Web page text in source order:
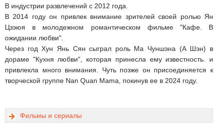
В индустрии развлечений с 2012 года.
В 2014 году он привлек внимание зрителей своей ролью Ян
Цзэюя в молодежном романтическом фильме "Кафе. В
ожидании любви".
Через год Хун Янь Сян сыграл роль Ма Чуншэна (А Шэн) в
дораме "Кухня любви", которая принесла ему известность. и
привлекла много внимания. Чуть позже он присоединяется к
творческой группе Nan Quan Mama, покинув ее в 2024 году.
Фильмы и сериалы